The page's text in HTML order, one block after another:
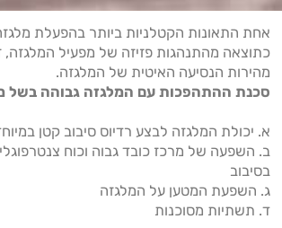
אחת התאונות הקטלניות ביותר בהפעלת
כתוצאה מהתנהגות פזיזה של מפעיל
מהירות הנסיעה האיטית של המלגזה.
סכנת ההתהפכות עם המלגזה גבוהה בשל
א. יכולת המלגזה לבצע רדיוס סיבוב קטן
ב. השפעה של מרכז כובד גבוה וכוח
בסיבוב
ג. השפעת המטען על המלגזה
ד. תשתיות מסוכנות